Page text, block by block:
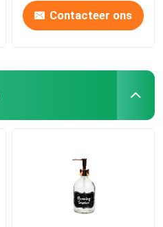
Contacteer ons